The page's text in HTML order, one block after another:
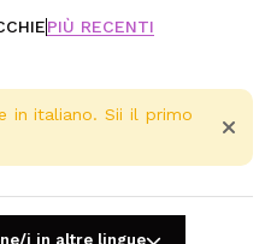
PIÙ RECENTI
in italiano. Sii il primo
i in altre lingue